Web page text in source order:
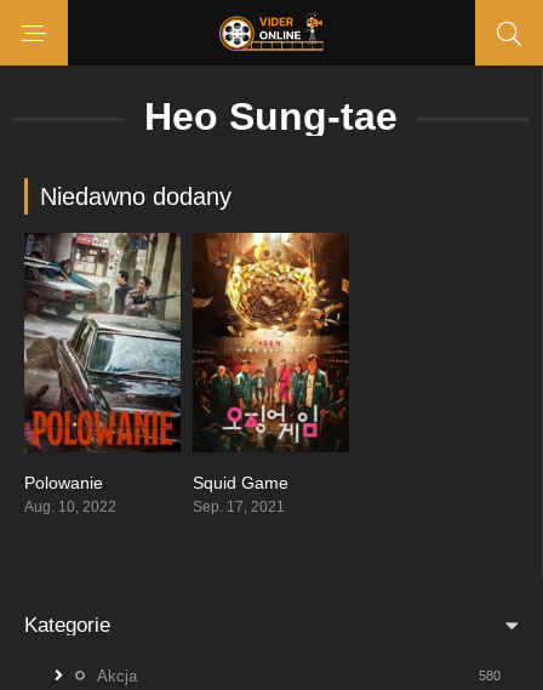
Heo Sung-tae
Niedawno dodany
Polowanie
Aug. 10, 2022
Squid Game
Sep. 17, 2021
Kategorie
Akcja 580